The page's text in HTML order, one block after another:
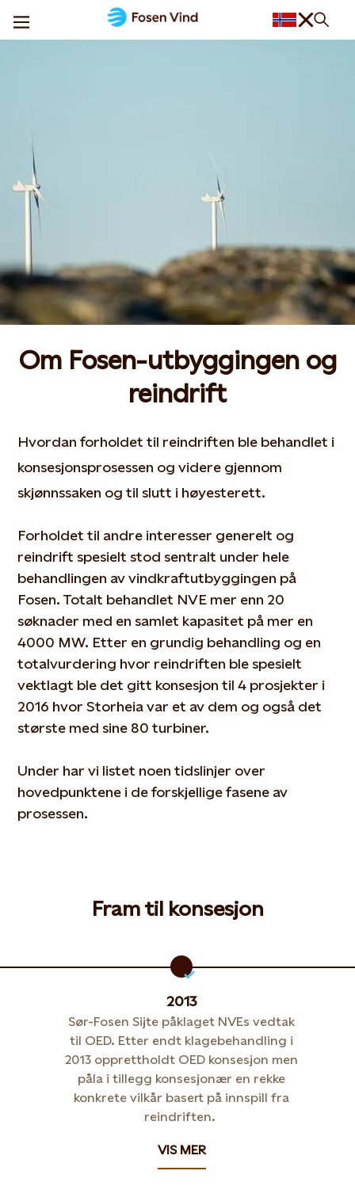
Om Fosen-utbyggingen og
reindrift
Hvordan forholdet til reindriften ble behandlet i
konsesjonsprosessen og videre gjennom
skjønnssaken og til slutt i høyesterett.
Forholdet til andre interesser generelt og
reindrift spesielt stod sentralt under hele
behandlingen av vindkraftutbyggingen på
Fosen. Totalt behandlet NVE mer enn 20
søknader med en samlet kapasitet på mer en
4000 MW. Etter en grundig behandling og en
totalvurdering hvor reindriften ble spesielt
vektlagt ble det gitt konsesjon til 4 prosjekter i
2016 hvor Storheia var et av dem og også det
største med sine 80 turbiner.
Under har vi listet noen tidslinjer over
hovedpunktene i de forskjellige fasene av
prosessen.
Fram til konsesjon
2013
Sør-Fosen Sijte påklaget NVEs vedtak
til OED. Etter endt klagebehandling i
2013 opprettholdt OED konsesjon men
påla i tillegg konsesjonær en rekke
konkrete vilkår basert på innspill fra
reindriften.
VIS MER